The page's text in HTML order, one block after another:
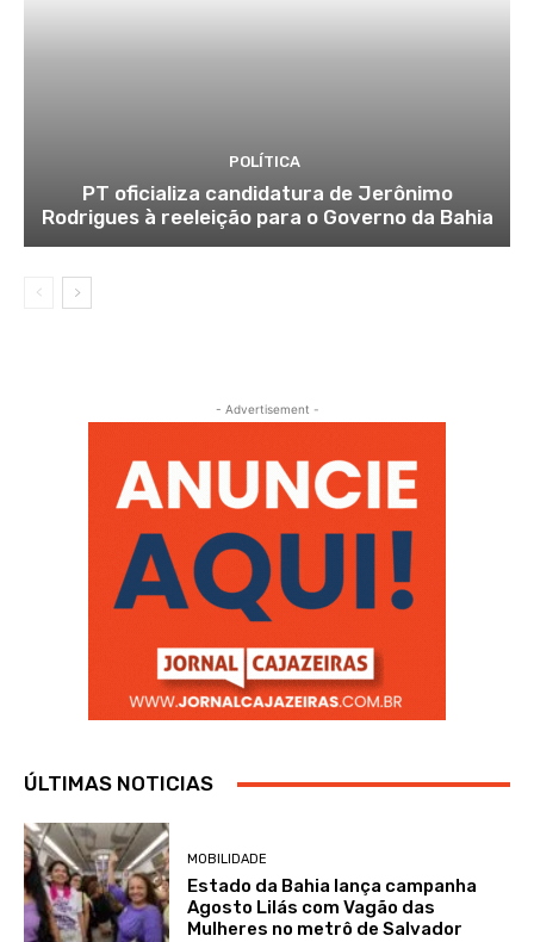
POLÍTICA
PT oficializa candidatura de Jerônimo
Rodrigues à reeleição para o Governo da Bahia
- Advertisement -
ÚLTIMAS NOTICIAS
MOBILIDADE
Estado da Bahia lança campanha
Agosto Lilás com Vagão das
Mulheres no metrô de Salvador